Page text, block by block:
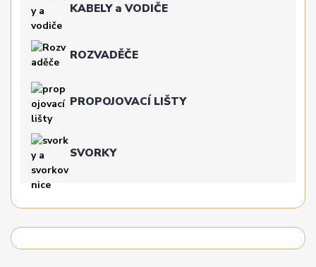
KABELY a VODIČE
ROZVADĚČE
PROPOJOVACÍ LIŠTY
SVORKY